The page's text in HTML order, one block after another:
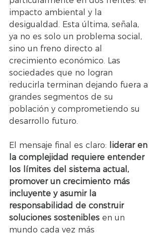
impacto ambiental y la
desigualdad. Esta última, señala,
ya no es solo un problema social,
sino un freno directo al
crecimiento económico. Las
sociedades que no logran
reducirla terminan dejando fuera a
grandes segmentos de su
población y comprometiendo su
desarrollo futuro.
El mensaje final es claro:
liderar en
la complejidad requiere entender
los límites del sistema actual,
promover un crecimiento más
incluyente y asumir la
responsabilidad de construir
soluciones sostenibles en un
mundo cada vez más